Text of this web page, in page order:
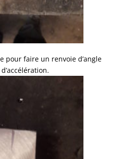
pour faire un renvoie d’angle